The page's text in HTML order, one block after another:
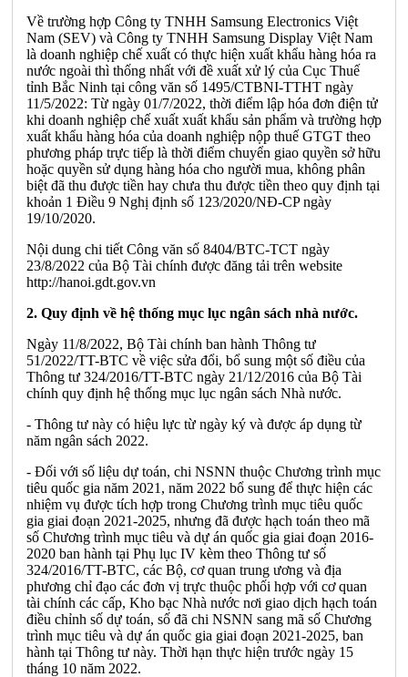
Về trường hợp Công ty TNHH Samsung Electronics Việt
Nam (SEV) và Công ty TNHH Samsung Display Việt Nam
là doanh nghiệp chế xuất có thực hiện xuất khẩu hàng hóa ra
nước ngoài thì thống nhất với đề xuất xử lý của Cục Thuế
tỉnh Bắc Ninh tại công văn số 1495/CTBNI-TTHT ngày
11/5/2022: Từ ngày 01/7/2022, thời điểm lập hóa đơn điện tử
khi doanh nghiệp chế xuất xuất khẩu sản phẩm và trường hợp
xuất khẩu hàng hóa của doanh nghiệp nộp thuế GTGT theo
phương pháp trực tiếp là thời điểm chuyển giao quyền sở hữu
hoặc quyền sử dụng hàng hóa cho người mua, không phân
biệt đã thu được tiền hay chưa thu được tiền theo quy định tại
khoản 1 Điều 9 Nghị định số 123/2020/NĐ-CP ngày
19/10/2020.
Nội dung chi tiết Công văn số 8404/BTC-TCT ngày
23/8/2022 của Bộ Tài chính được đăng tải trên website
http://hanoi.gdt.gov.vn
2. Quy định về hệ thống mục lục ngân sách nhà nước.
Ngày 11/8/2022, Bộ Tài chính ban hành Thông tư
51/2022/TT-BTC về việc sửa đổi, bổ sung một số điều của
Thông tư 324/2016/TT-BTC ngày 21/12/2016 của Bộ Tài
chính quy định hệ thống mục lục ngân sách Nhà nước.
- Thông tư này có hiệu lực từ ngày ký và được áp dụng từ
năm ngân sách 2022.
- Đối với số liệu dự toán, chi NSNN thuộc Chương trình mục
tiêu quốc gia năm 2021, năm 2022 bổ sung để thực hiện các
nhiệm vụ được tích hợp trong Chương trình mục tiêu quốc
gia giai đoạn 2021-2025, nhưng đã được hạch toán theo mã
số Chương trình mục tiêu và dự án quốc gia giai đoạn 2016-
2020 ban hành tại Phụ lục IV kèm theo Thông tư số
324/2016/TT-BTC, các Bộ, cơ quan trung ương và địa
phương chỉ đạo các đơn vị trực thuộc phối hợp với cơ quan
tài chính các cấp, Kho bạc Nhà nước nơi giao dịch hạch toán
điều chỉnh số dự toán, số đã chi NSNN sang mã số Chương
trình mục tiêu và dự án quốc gia giai đoạn 2021-2025, ban
hành tại Thông tư này. Thời hạn thực hiện trước ngày 15
tháng 10 năm 2022.